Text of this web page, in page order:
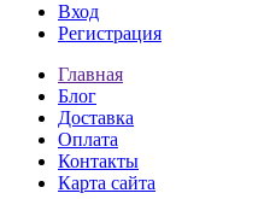
Вход
Регистрация
Главная
Блог
Доставка
Оплата
Контакты
Карта сайта